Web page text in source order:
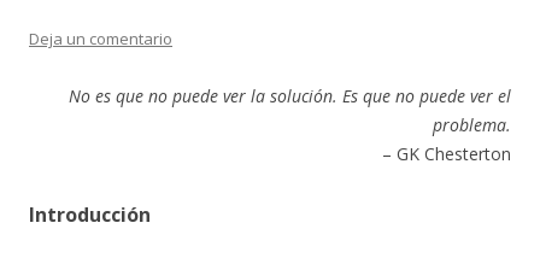
Deja un comentario
No es que no puede ver la solución. Es que no puede ver el
problema.
– GK Chesterton
Introducción